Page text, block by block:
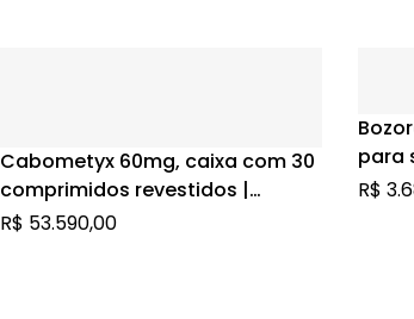
Cabometyx 60mg, caixa com 30
comprimidos revestidos |
Levomalato de Cabozantinibe
R$ 53.590,00
para
R$